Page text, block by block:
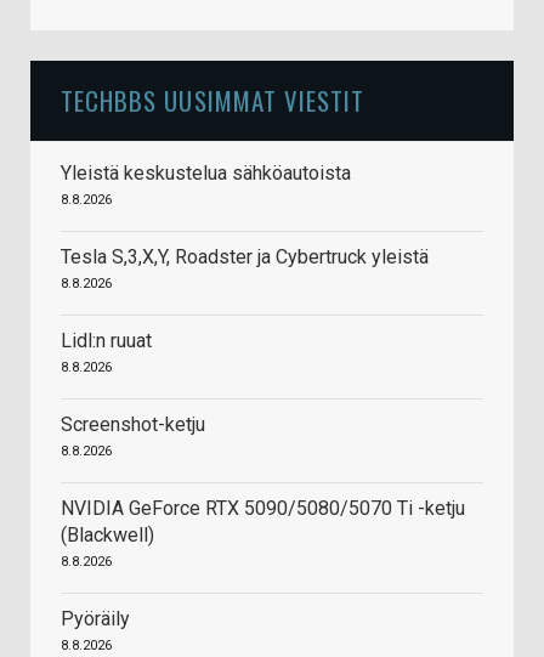
TECHBBS UUSIMMAT VIESTIT
Yleistä keskustelua sähköautoista
8.8.2026
Tesla S,3,X,Y, Roadster ja Cybertruck yleistä
8.8.2026
Lidl:n ruuat
8.8.2026
Screenshot-ketju
8.8.2026
NVIDIA GeForce RTX 5090/5080/5070 Ti -ketju
(Blackwell)
8.8.2026
Pyöräily
8.8.2026